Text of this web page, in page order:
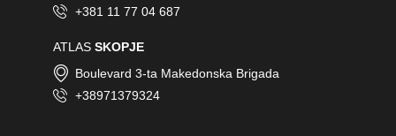
+381 11 77 04 687
ATLAS SKOPJE
Boulevard 3-ta Makedonska Brigada
+38971379324